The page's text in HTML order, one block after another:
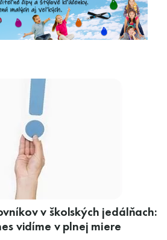
v školských jedálňach:
vidíme v plnej miere